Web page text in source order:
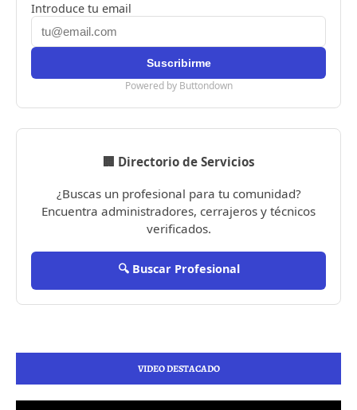
Introduce tu email
Powered by Buttondown
🏢 Directorio de Servicios
¿Buscas un profesional para tu comunidad?
Encuentra administradores, cerrajeros y técnicos
verificados.
🔍 Buscar Profesional
VIDEO DESTACADO